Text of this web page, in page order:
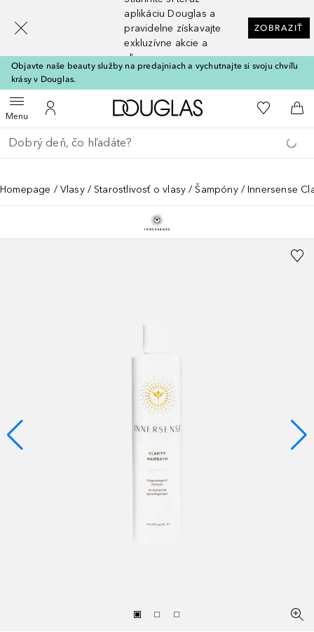
aplikáciu Douglas a
pravidelne získavajte
exkluzívne akcie a
zľavy
ZOBRAZIŤ
Objavte naše beauty služby na predajniach a vychutnajte si svoju chvíľu
krásy v Douglas.
MenuOtvoriť menuDo môjho účtu
Domov Do môjho
Do
Choď späť
Vykonajte vyhľadávanie
Homepage Vlasy Starostlivosť o vlasy Šampóny Innersense
[navigation.slideout.screenreader]